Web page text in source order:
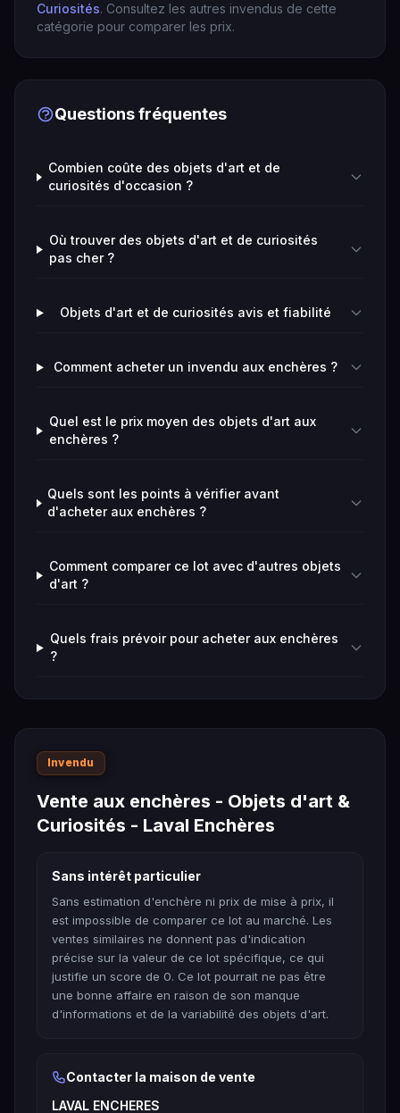
Curiosités. Consultez les autres invendus de cette
catégorie pour comparer les prix.
Questions fréquentes
Combien coûte des objets d'art et de
curiosités d'occasion ?
Où trouver des objets d'art et de curiosités
pas cher ?
Objets d'art et de curiosités avis et fiabilité
Comment acheter un invendu aux enchères ?
Quel est le prix moyen des objets d'art aux
enchères ?
Quels sont les points à vérifier avant
d'acheter aux enchères ?
Comment comparer ce lot avec d'autres objets
d'art ?
Quels frais prévoir pour acheter aux enchères
?
Invendu
Vente aux enchères - Objets d'art &
Curiosités - Laval Enchères
Sans intérêt particulier
Sans estimation d'enchère ni prix de mise à prix, il
est impossible de comparer ce lot au marché. Les
ventes similaires ne donnent pas d'indication
précise sur la valeur de ce lot spécifique, ce qui
justifie un score de 0. Ce lot pourrait ne pas être
une bonne affaire en raison de son manque
d'informations et de la variabilité des objets d'art.
Contacter la maison de vente
LAVAL ENCHERES